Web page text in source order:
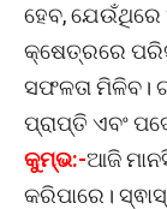
ହେବ,
କ୍ଷେତ୍ରରେ
ସଫଳତା ମିଳିବ।
ପ୍ରାପ୍ତି ଏବଂ
କୁମ୍ଭ:-ଆଜି
କରିପାରେ।